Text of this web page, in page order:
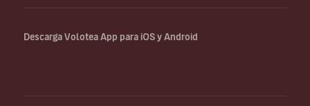
Descarga Volotea App para iOS y Android